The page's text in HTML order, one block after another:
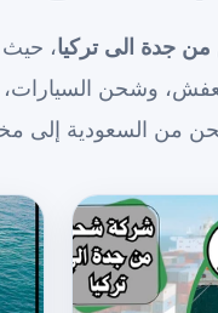
جدة الى تركيا، حيث
وشحن
من السعودية إلى